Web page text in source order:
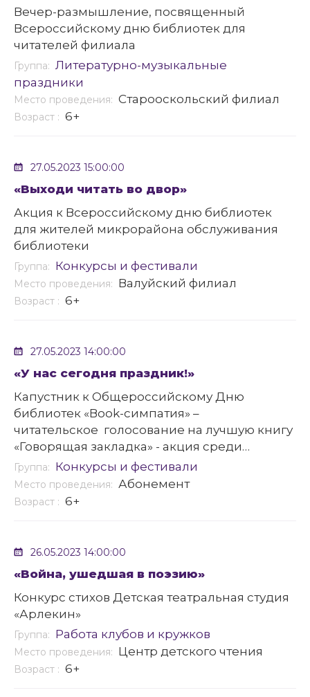
Вечер-размышление, посвященный
Всероссийскому дню библиотек для
читателей филиала
Группа: Литературно-музыкальные
праздники
Место проведения: Старооскольский филиал
Возраст : 6+
27.05.2023 15:00:00
«Выходи читать во двор»
Акция к Всероссийскому дню библиотек
для жителей микрорайона обслуживания
библиотеки
Группа: Конкурсы и фестивали
Место проведения: Валуйский филиал
Возраст : 6+
27.05.2023 14:00:00
«У нас сегодня праздник!»
Капустник к Общероссийскому Дню
библиотек «Вook-симпатия» –
читательское голосование на лучшую книгу
«Говорящая закладка» - акция среди
читателей библиотеки (читатель вставляет в
книгу закладку: красная – понравилось,
желтая – не произвело впечатления, черная
Группа: Конкурсы и фестивали
Место проведения: Абонемент
Возраст : 6+
26.05.2023 14:00:00
«Война, ушедшая в поэзию»
Конкурс стихов Детская театральная студия
«Арлекин»
Группа: Работа клубов и кружков
Место проведения: Центр детского чтения
Возраст : 6+